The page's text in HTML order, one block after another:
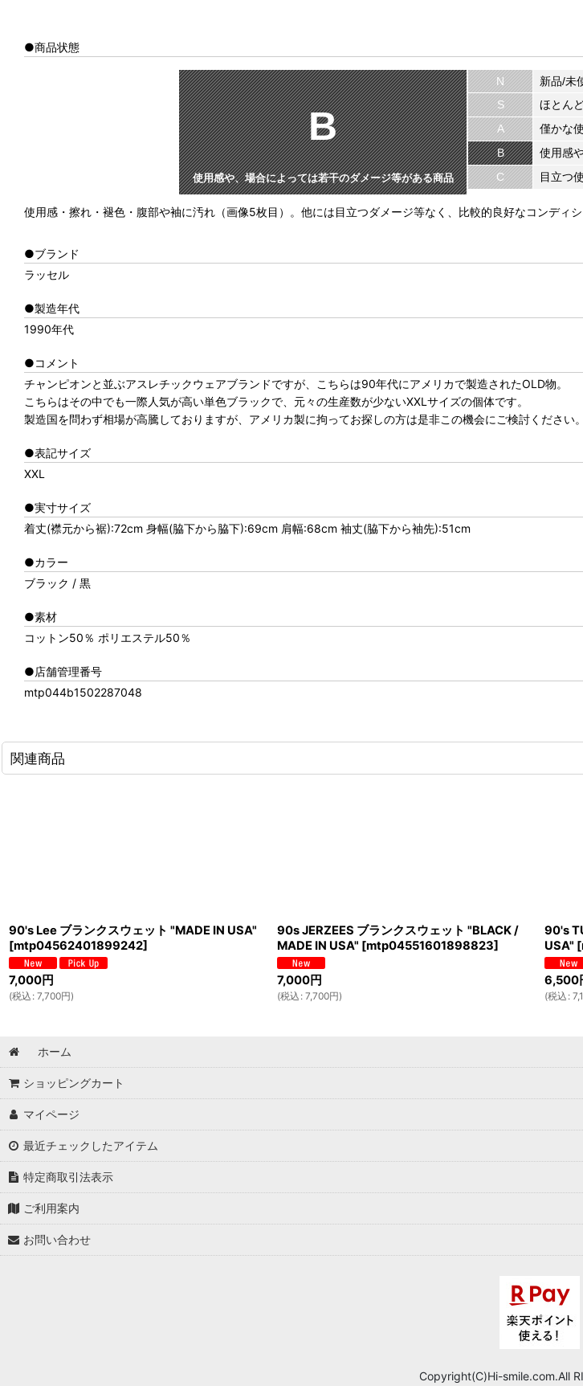
●商品状態
B
使用感や、場合によっては若干のダメージ等がある商品
N
新品/未
S
ほとん
A
僅かな
B
使用感
C
目立つ
使用感・擦れ・褪色・腹部や袖に汚れ（画像5枚目）。他には目立つダメージ等なく、比較的良好なコンディシ
●ブランド
ラッセル
●製造年代
1990年代
●コメント
チャンピオンと並ぶアスレチックウェアブランドですが、こちらは90年代にアメリカで製造されたOLD物。
こちらはその中でも一際人気が高い単色ブラックで、元々の生産数が少ないXXLサイズの個体です。
製造国を問わず相場が高騰しておりますが、アメリカ製に拘ってお探しの方は是非この機会にご検討ください。
●表記サイズ
XXL
●実寸サイズ
着丈(襟元から裾):72cm 身幅(脇下から脇下):69cm 肩幅:68cm 袖丈(脇下から袖先):51cm
●カラー
ブラック / 黒
●素材
コットン50％ ポリエステル50％
●店舗管理番号
mtp044b1502287048
関連商品
90's Lee ブランクスウェット "MADE IN USA"
[mtp04562401899242]
7,000円
(税込 : 7,700円)
90s JERZEES ブランクスウェット "BLACK /
MADE IN USA" [mtp04551601898823]
7,000円
(税込 : 7,700円)
90's
USA" [
6,500
(税込 :
ホーム
ショッピングカート
マイページ
最近チェックしたアイテム
特定商取引法表示
ご利用案内
お問い合わせ
Copyright(C)Hi-smile.com.All